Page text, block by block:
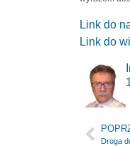
Link do
Link do
Droga